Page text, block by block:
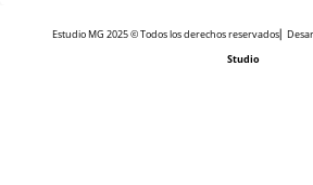
Estudio MG 2025 © Todos los derechos reservados⎜
Studio